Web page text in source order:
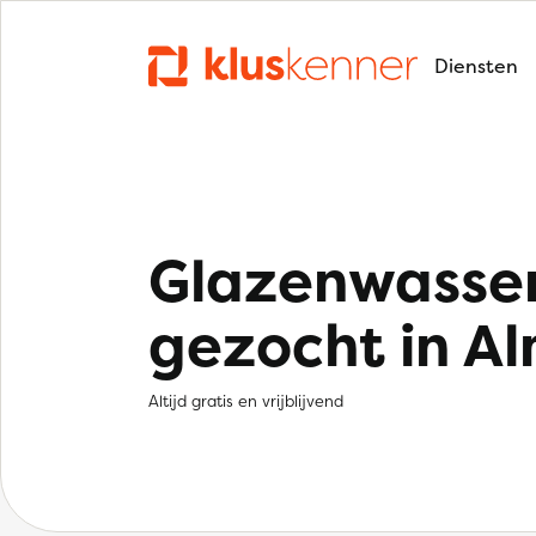
Diensten
gezocht in
Altijd gratis en vrijblijvend